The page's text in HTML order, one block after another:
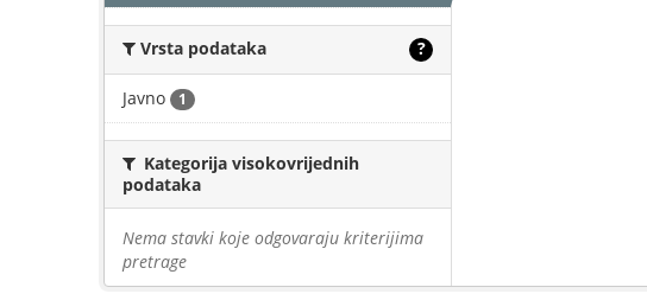
Vrsta podataka ?
Javno 1
Kategorija visokovrijednih
podataka
Nema stavki koje odgovaraju kriterijima
pretrage